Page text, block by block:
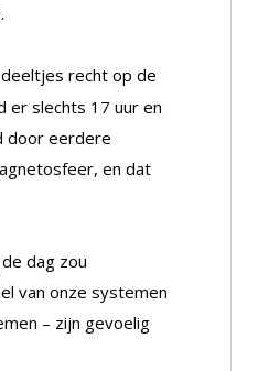
recht op de
er slechts 17 uur en
door eerdere
en dat
dag zou
van onze systemen
– zijn gevoelig